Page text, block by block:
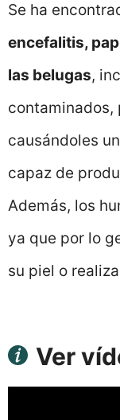
Se ha
encefalitis,
las belugas,
contaminados,
causándoles
capaz de
Además, los
ya que por lo
su piel o
Ver